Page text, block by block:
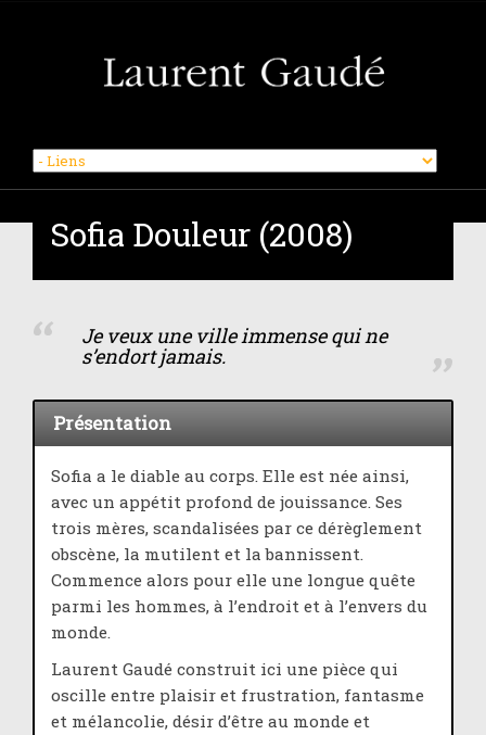
content
Sofia Douleur (2008)
Je veux une ville immense qui ne
s’endort jamais.
Présentation
Sofia a le diable au corps. Elle est née ainsi,
avec un appétit profond de jouissance. Ses
trois mères, scandalisées par ce dérèglement
obscène, la mutilent et la bannissent.
Commence alors pour elle une longue quête
parmi les hommes, à l’endroit et à l’envers du
monde.
Laurent Gaudé construit ici une pièce qui
oscille entre plaisir et frustration, fantasme
et mélancolie, désir d’être au monde et